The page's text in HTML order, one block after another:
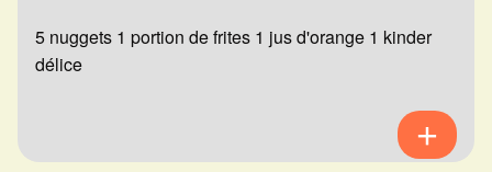
5 nuggets 1 portion de frites 1 jus d'orange 1 kinder
délice